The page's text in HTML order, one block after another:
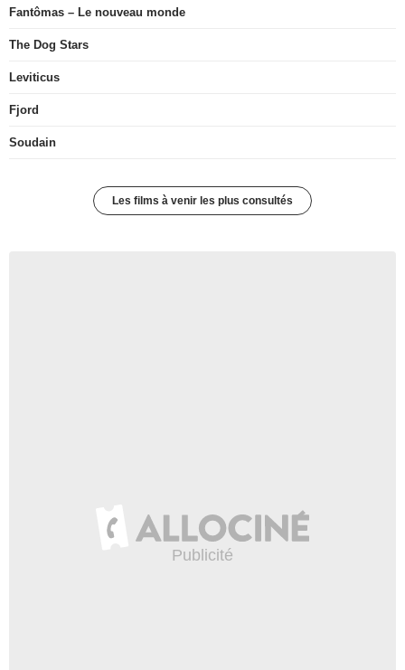
Fantômas – Le nouveau monde
The Dog Stars
Leviticus
Fjord
Soudain
Les films à venir les plus consultés